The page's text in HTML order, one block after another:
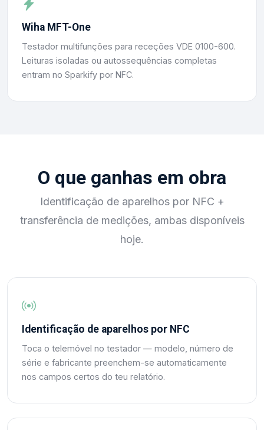
Wiha MFT-One
Testador multifunções para receções VDE 0100-600.
Leituras isoladas ou autossequências completas
entram no Sparkify por NFC.
O que ganhas em obra
Identificação de aparelhos por NFC +
transferência de medições, ambas disponíveis
hoje.
Identificação de aparelhos por NFC
Toca o telemóvel no testador — modelo, número de
série e fabricante preenchem-se automaticamente
nos campos certos do teu relatório.